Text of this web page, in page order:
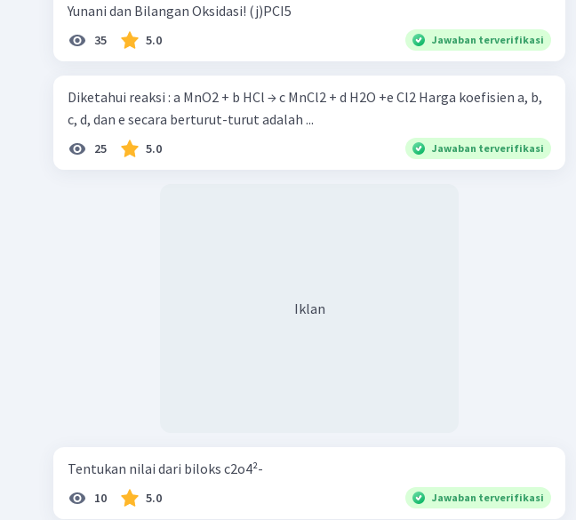
Yunani dan Bilangan Oksidasi! (j)PCI5
35 5.0 Jawaban terverifikasi
Diketahui reaksi : a MnO2 + b HCl → c MnCl2 + d H2O +e Cl2 Harga koefisien a, b,
c, d, dan e secara berturut-turut adalah ...
25 5.0 Jawaban terverifikasi
Iklan
Tentukan nilai dari biloks c2o4²-
10 5.0 Jawaban terverifikasi